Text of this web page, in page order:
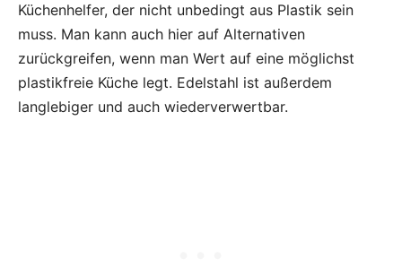
Küchenhelfer, der nicht unbedingt aus Plastik sein
muss. Man kann auch hier auf Alternativen
zurückgreifen, wenn man Wert auf eine möglichst
plastikfreie Küche legt. Edelstahl ist außerdem
langlebiger und auch wiederverwertbar.